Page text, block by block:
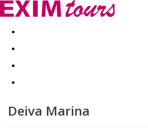
Akční nabídky Last minute
Deiva Marina